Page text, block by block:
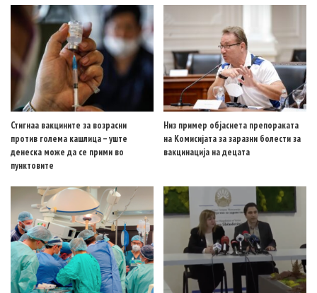
Стигнаа вакцините за возрасни
против голема кашлица – уште
денеска може да се прими во
пунктовите
Низ пример објаснета препораката
на Комисијата за заразни болести за
вакцинација на децата